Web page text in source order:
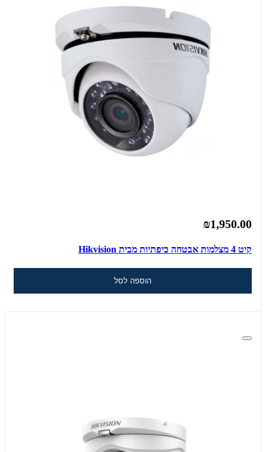
₪1,950.00
קיט 4 מצלמות אבטחה כיפתיות מבית Hikvision
הוספה לסל